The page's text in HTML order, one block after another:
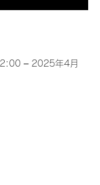
– 2025年4月